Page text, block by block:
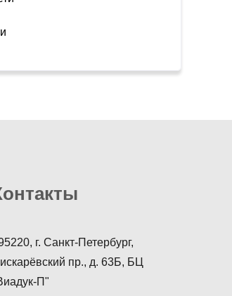
г. Санкт-Петербург,
пр., д. 63Б, БЦ
П"